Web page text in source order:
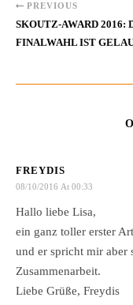
PREVIOUS
SKOUTZ-AWARD 2016:
FINALWAHL IST
FREYDIS
08/10/2016 At 00:33
Hallo liebe Lisa,
ein ganz toller erster
und er spricht mir aber
Zusammenarbeit.
Liebe Grüße, Freydis